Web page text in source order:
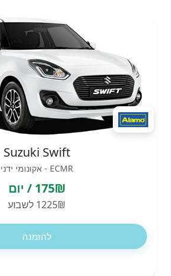
Suzuki Swift
ECMR - אקונומי ידני
175₪ / יום
1225₪ לשבוע
להזמנה